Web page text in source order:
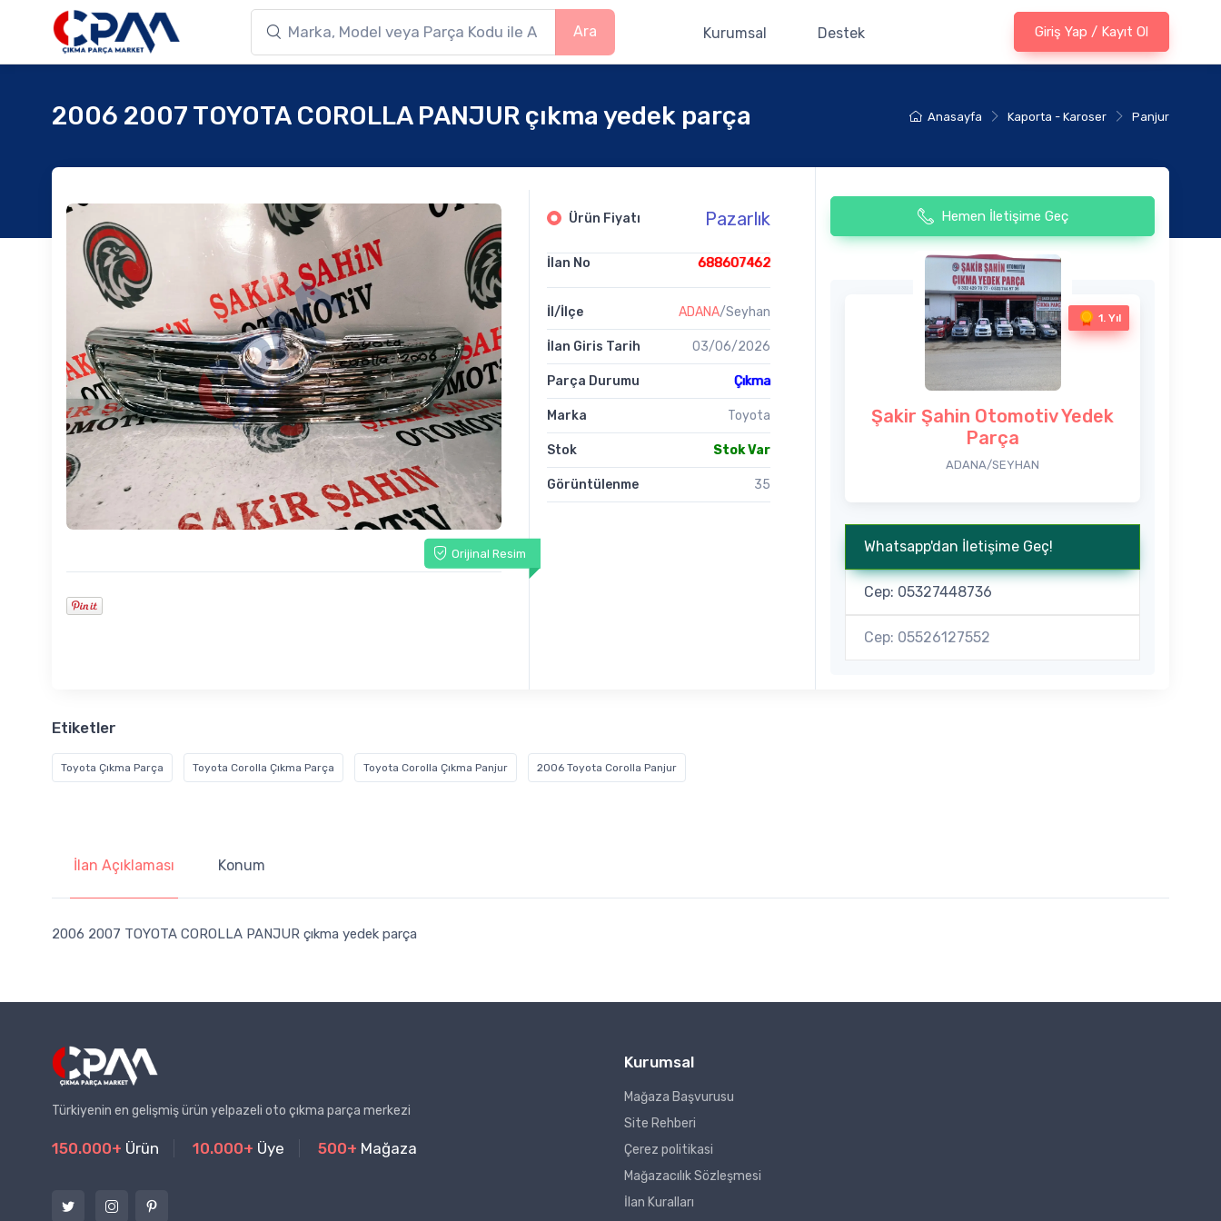
Giriş Yap / Kayıt Ol
Ara Kurumsal Destek
Anasayfa Kaporta - Karoser Panjur
2006 2007 TOYOTA COROLLA PANJUR çıkma yedek parça
Orijinal Resim
Ürün Fiyatı Pazarlık
İlan No 688607462
İl/İlçe ADANA/Seyhan
İlan Giris Tarih 03/06/2026
Parça Durumu Çıkma
Marka Toyota
Stok Stok Var
Görüntülenme 35
Hemen İletişime Geç
1. Yıl
Şakir Şahin Otomotiv Yedek
Parça
ADANA/SEYHAN
Whatsapp'dan İletişime Geç!
Cep: 05327448736
Cep: 05526127552
Etiketler
Toyota Çıkma Parça Toyota Corolla Çıkma Parça Toyota Corolla Çıkma Panjur 2006 Toyota Corolla Panjur
İlan Açıklaması Konum
2006 2007 TOYOTA COROLLA PANJUR çıkma yedek parça
Türkiyenin en gelişmiş ürün yelpazeli oto çıkma parça merkezi
150.000+ Ürün 10.000+ Üye 500+ Mağaza
Kurumsal
Mağaza Başvurusu
Site Rehberi
Çerez politikasi
Mağazacılık Sözleşmesi
İlan Kuralları